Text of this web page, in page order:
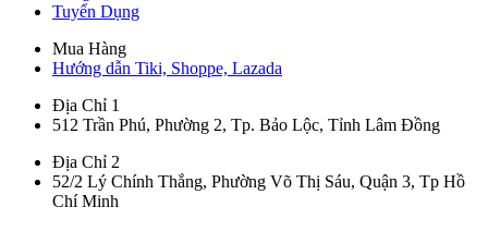
Tuyển Dụng
Mua Hàng
Hướng dẫn Tiki, Shoppe, Lazada
Địa Chỉ 1
512 Trần Phú, Phường 2, Tp. Bảo Lộc, Tỉnh Lâm Đồng
Địa Chỉ 2
52/2 Lý Chính Thắng, Phường Võ Thị Sáu, Quận 3, Tp Hồ
Chí Minh